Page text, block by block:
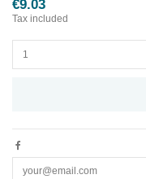
€9.03
Tax included